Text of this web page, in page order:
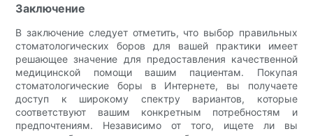
Заключение
В заключение следует отметить, что выбор правильных
стоматологических боров для вашей практики имеет
решающее значение для предоставления качественной
медицинской помощи вашим пациентам. Покупая
стоматологические боры в Интернете, вы получаете
доступ к широкому спектру вариантов, которые
соответствуют вашим конкретным потребностям и
предпочтениям. Независимо от того, ищете ли вы